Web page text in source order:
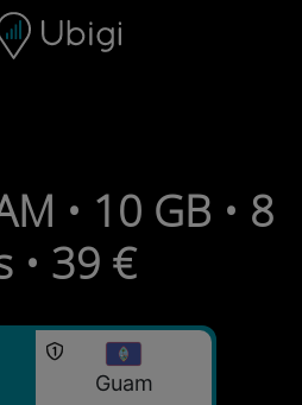
navegación
• 10 GB • 8
• 39 €
Guam